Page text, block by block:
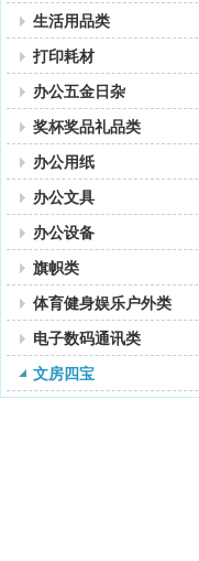
生活用品类
打印耗材
办公五金日杂
奖杯奖品礼品类
办公用纸
办公文具
办公设备
旗帜类
体育健身娱乐户外类
电子数码通讯类
文房四宝